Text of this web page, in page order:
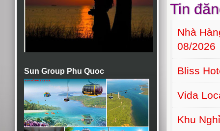
Sun Group Phu Quoc
Tin
Nhà
08/2026
Bliss
Vida
Khu